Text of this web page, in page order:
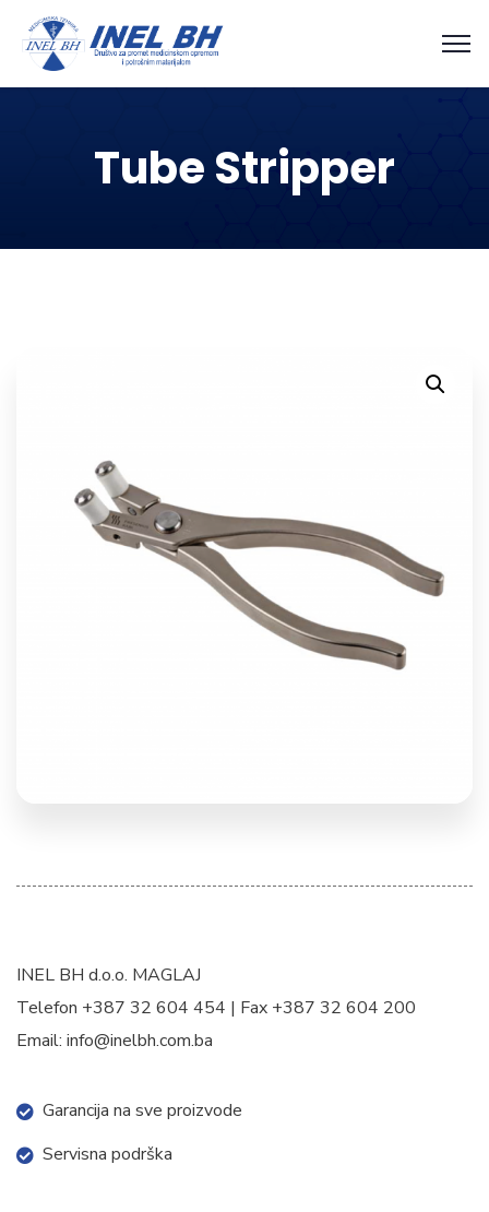
Tube Stripper
INEL BH d.o.o. MAGLAJ
Telefon +387 32 604 454 | Fax +387 32 604 200
Email: info@inelbh.com.ba
Garancija na sve proizvode
Servisna podrška